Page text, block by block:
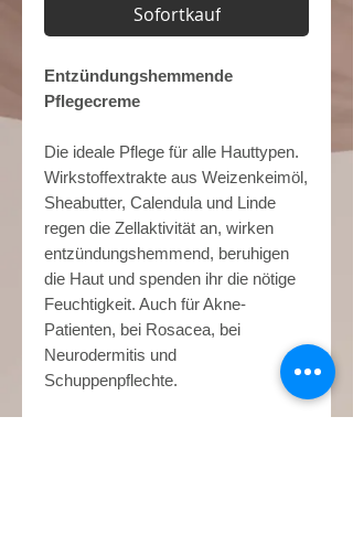
Sofortkauf
Entzündungshemmende
Pflegecreme
Die ideale Pflege für alle Hauttypen.
Wirkstoffextrakte aus Weizenkeimöl,
Sheabutter, Calendula und Linde
regen die Zellaktivität an, wirken
entzündungshemmend, beruhigen
die Haut und spenden ihr die nötige
Feuchtigkeit. Auch für Akne-
Patienten, bei Rosacea, bei
Neurodermitis und
Schuppenpflechte.